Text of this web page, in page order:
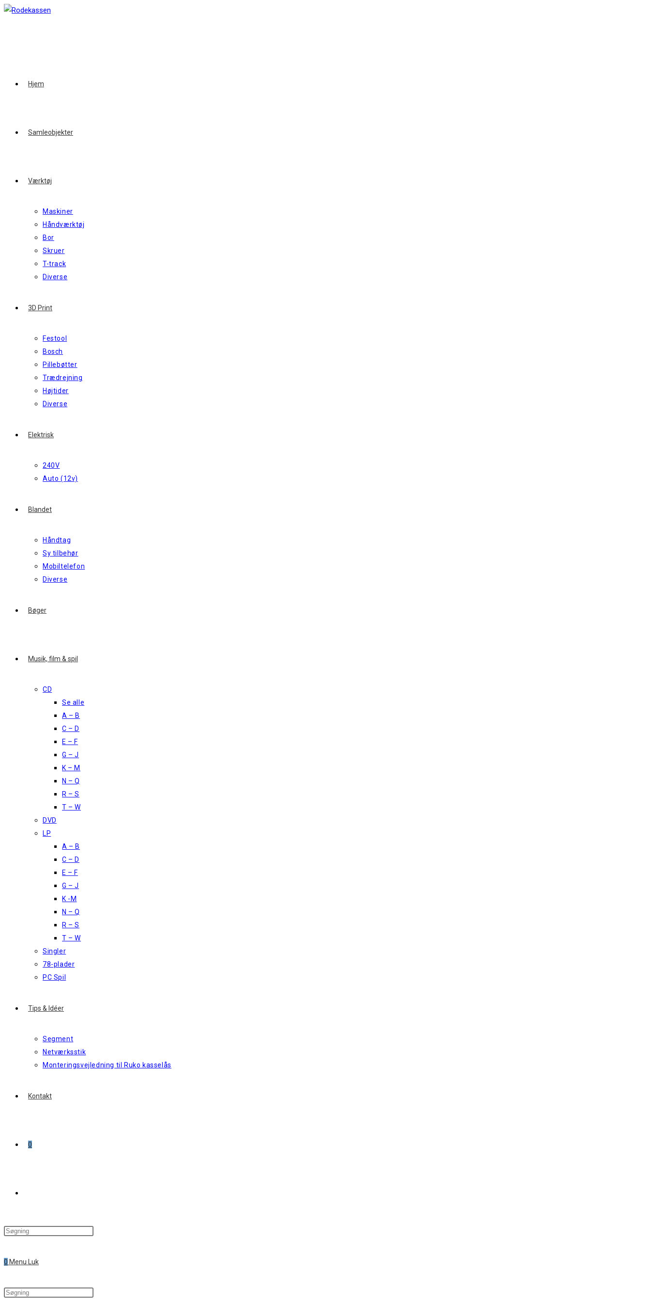
Skip
Hjem
Samleobjekter
Værktøj
Maskiner
Håndværktøj
Bor
Skruer
T-track
Diverse
3D Print
Festool
Bosch
Pillebøtter
Trædrejning
Højtider
Diverse
Elektrisk
240V
Auto (12v)
Blandet
Håndtag
Sy tilbehør
Mobiltelefon
Diverse
Bøger
Musik, film & spil
CD
Se alle
A – B
C – D
E – F
G – J
K – M
N – Q
R – S
T – W
DVD
LP
A – B
C – D
E – F
G – J
K -M
N – Q
R – S
T – W
Singler
78-plader
PC Spil
Tips & Idéer
Segment
Netværksstik
Monteringsvejledning til Ruko kasselås
Kontakt
0
search
0 Menu Luk
Search